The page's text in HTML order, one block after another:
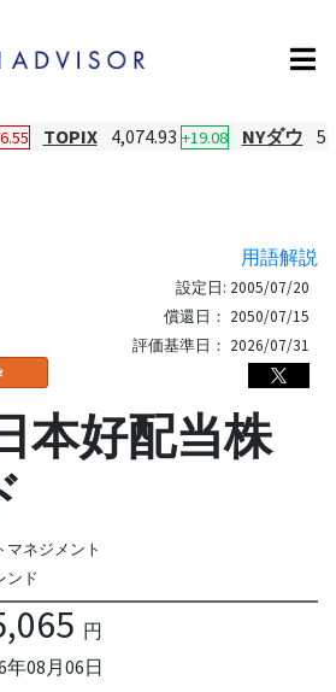
TOPIX 4,074.93 +19.08 NYダウ
用語解説
設定日: 2005/07/20
償還日： 2050/07/15
評価基準日： 2026/07/31
本好配当株
マネジメント
ンド
円
年08月06日